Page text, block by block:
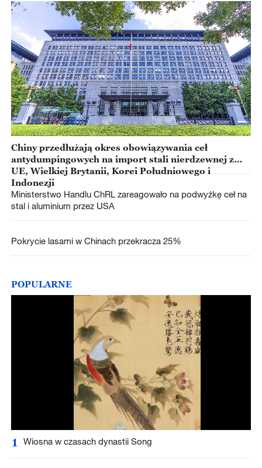
Chiny przedłużają okres obowiązywania ceł
antydumpingowych na import stali nierdzewnej z
UE, Wielkiej Brytanii, Korei Południowego i
Indonezji
Ministerstwo Handlu ChRL zareagowało na podwyżkę ceł na
stal i aluminium przez USA
Pokrycie lasami w Chinach przekracza 25%
POPULARNE
1 Wiosna w czasach dynastii Song